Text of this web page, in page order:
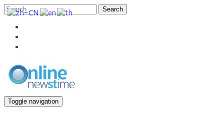
Search
Toggle navigation